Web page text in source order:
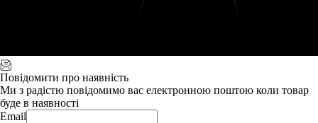
Повідомити про наявність
Ми з радістю повідомимо вас електронною поштою коли товар
буде в наявності
Email